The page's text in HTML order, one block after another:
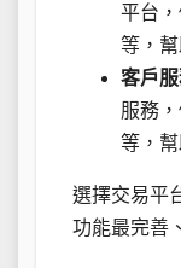
平台
等，
客戶
服務
等，
選擇交易平
功能最完善